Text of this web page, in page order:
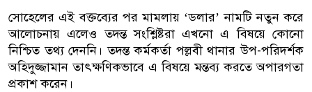
সোহেলের এই বক্তব্যের পর মামলায় ‘ডলার’ নামটি নতুন করে
আলোচনায় এলেও তদন্ত সংশ্লিষ্টরা এখনো এ বিষয়ে কোনো
নিশ্চিত তথ্য দেননি। তদন্ত কর্মকর্তা পল্লবী থানার উপ-পরিদর্শক
অহিদুজ্জামান তাৎক্ষণিকভাবে এ বিষয়ে মন্তব্য করতে অপারগতা
প্রকাশ করেন।